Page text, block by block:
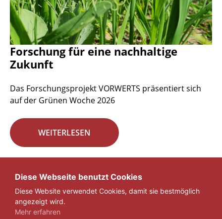
Forschung für eine nachhaltige
Zukunft
Das Forschungsprojekt VORWERTS präsentiert sich
auf der Grünen Woche 2026
WEITERLESEN
1 2 3 ... 29 »
Diese Webseite benutzt Cookies
Diese Website verwendet Cookies, damit sie bestmöglich
angezeigt wird.
Mehr erfahren